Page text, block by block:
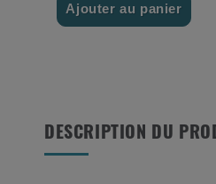
Ajouter au panier
DESCRIPTION DU